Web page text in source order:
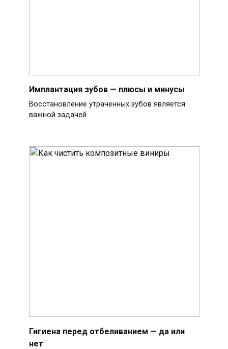
Имплантация зубов — плюсы и минусы
Восстановление утраченных зубов является
важной задачей
Гигиена перед отбеливанием — да или
нет